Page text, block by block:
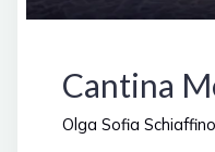
Cantina
Olga Sofia Schiaffino